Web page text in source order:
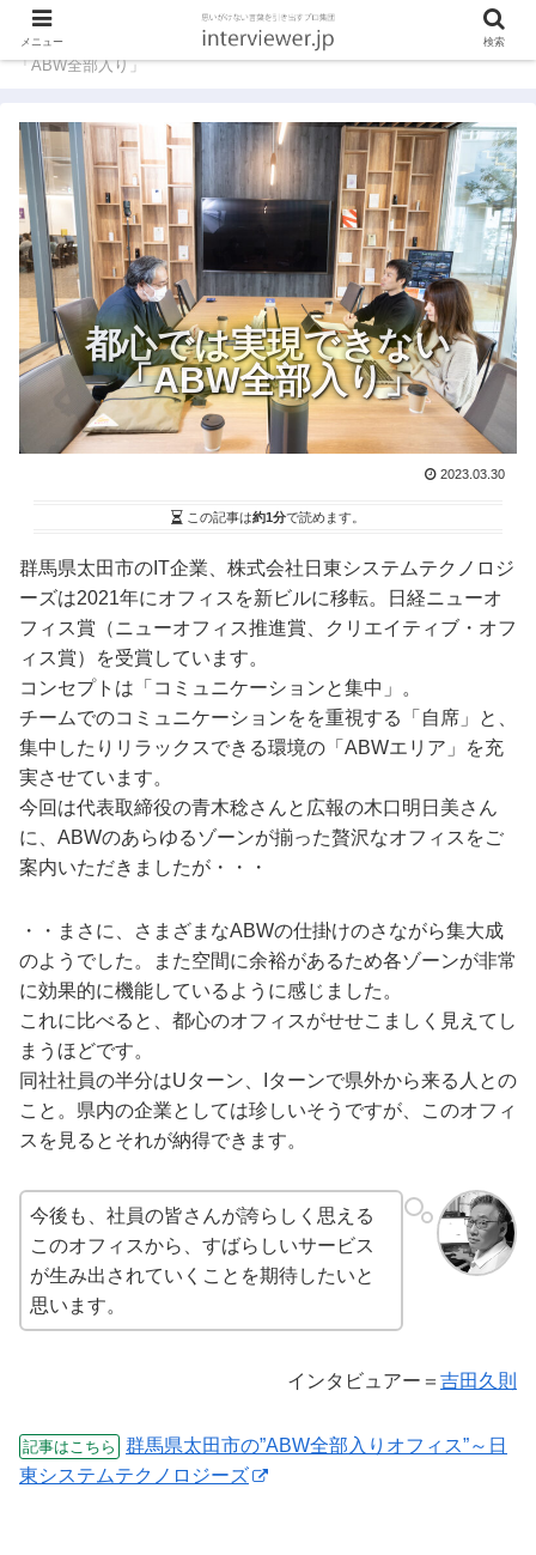
ホーム インタビュアーコラム
都心では実現できない
「ABW全部入り」
都心では実現できない
「ABW全部入り」
2023.03.30
この記事は約1分で読めます。
群馬県太田市のIT企業、株式会社日東システムテクノロジ
ーズは2021年にオフィスを新ビルに移転。日経ニューオ
フィス賞（ニューオフィス推進賞、クリエイティブ・オフ
ィス賞）を受賞しています。
コンセプトは「コミュニケーションと集中」。
チームでのコミュニケーションをを重視する「自席」と、
集中したりリラックスできる環境の「ABWエリア」を充
実させています。
今回は代表取締役の青木稔さんと広報の木口明日美さん
に、ABWのあらゆるゾーンが揃った贅沢なオフィスをご
案内いただきましたが・・・
・・まさに、さまざまなABWの仕掛けのさながら集大成
のようでした。また空間に余裕があるため各ゾーンが非常
に効果的に機能しているように感じました。
これに比べると、都心のオフィスがせせこましく見えてし
まうほどです。
同社社員の半分はUターン、Iターンで県外から来る人との
こと。県内の企業としては珍しいそうですが、このオフィ
スを見るとそれが納得できます。
今後も、社員の皆さんが誇らしく思える
このオフィスから、すばらしいサービス
が生み出されていくことを期待したいと
思います。
インタビュアー＝ 吉田久則
記事はこちら
群馬県太田市の”ABW全部入りオフィス”～日
東システムテクノロジーズ
メニュー 検索